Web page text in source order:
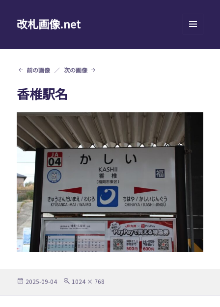
改札画像.net
ーとウ
前の画像 次の画像
香椎駅名
投
2025-09-04
フ
1024 × 768